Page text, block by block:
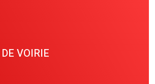
VOIRIE